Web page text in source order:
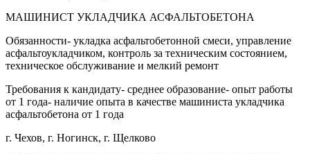
МАШИНИСТ УКЛАДЧИКА АСФАЛЬТОБЕТОНА
Обязанности- укладка асфальтобетонной смеси, управление
асфальтоукладчиком, контроль за техническим состоянием,
техническое обслуживание и мелкий ремонт
Требования к кандидату- среднее образование- опыт работы
от 1 года- наличие опыта в качестве машиниста укладчика
асфальтобетона от 1 года
г. Чехов, г. Ногинск, г. Щелково